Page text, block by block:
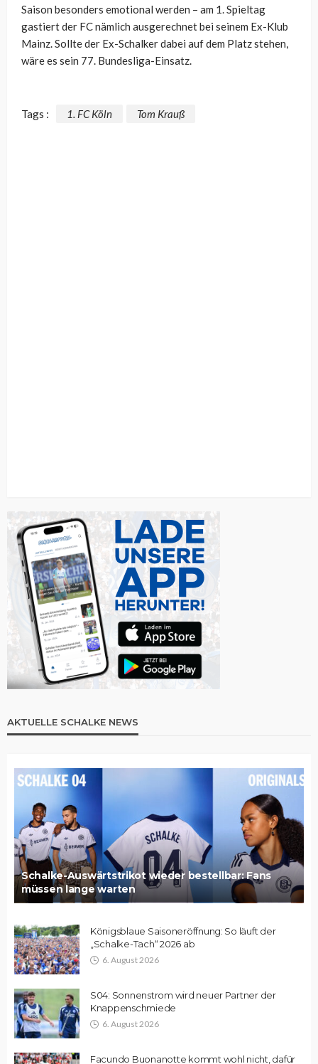
Saison besonders emotional werden – am 1. Spieltag
gastiert der FC nämlich ausgerechnet bei seinem Ex-Klub
Mainz. Sollte der Ex-Schalker dabei auf dem Platz stehen,
wäre es sein 77. Bundesliga-Einsatz.
Tags : 1. FC Köln Tom Krauß
AKTUELLE SCHALKE NEWS
Schalke-Auswärtstrikot wieder bestellbar: Fans
müssen lange warten
Königsblaue Saisoneröffnung: So läuft der
„Schalke-Tach“ 2026 ab
6. August 2026
S04: Sonnenstrom wird neuer Partner der
Knappenschmiede
6. August 2026
Facundo Buonanotte kommt wohl nicht, dafür